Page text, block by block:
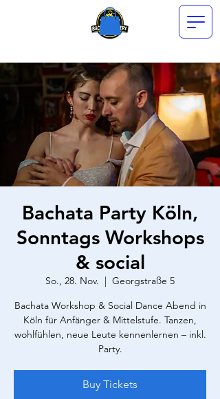
Bachata Party Köln,
Sonntags Workshops
& social
So., 28. Nov.
  |
Georgstraße 5
Bachata Workshop & Social Dance Abend in
Köln für Anfänger & Mittelstufe. Tanzen,
wohlfühlen, neue Leute kennenlernen – inkl.
Party.
Buy Tickets